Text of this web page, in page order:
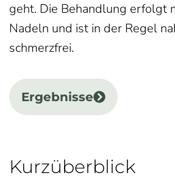
geht. Die Behandlung erfolgt
Nadeln und ist in der Regel
schmerzfrei.
Ergebnisse
Kurzüberblick